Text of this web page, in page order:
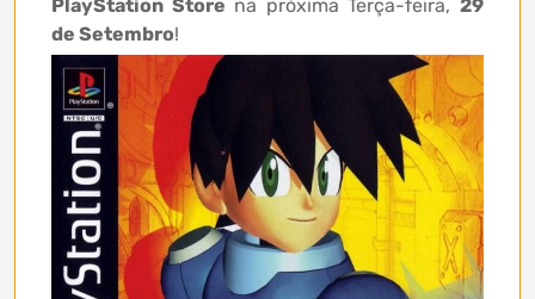
PlayStation Store na próxima Terça-feira,29
de Setembro!